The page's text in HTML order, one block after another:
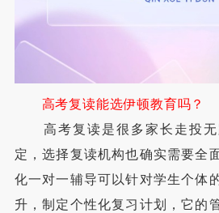
高考复读能选伊顿教育吗？
高考复读是很多家长走投无
定，选择复读机构也确实需要全
化一对一辅导可以针对学生个体
升，制定个性化复习计划，它的